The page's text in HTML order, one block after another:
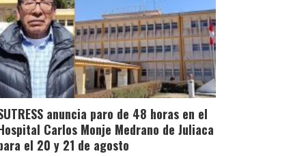
anuncia paro de 48 horas en el
Carlos Monje Medrano de Juliaca
el 20 y 21 de agosto